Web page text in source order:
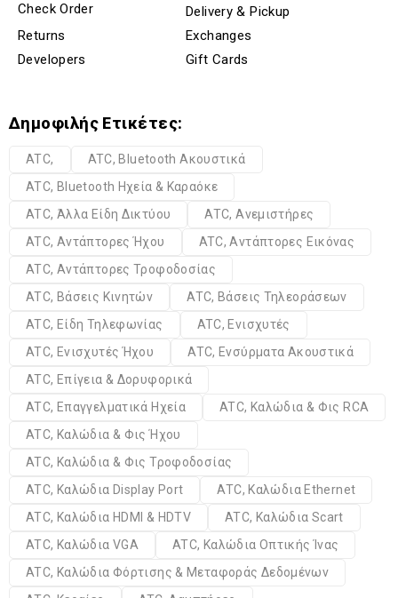
Check Order
Delivery & Pickup
Returns
Exchanges
Developers
Gift Cards
Δημοφιλής Ετικέτες:
ATC,
ATC, Bluetooth Ακουστικά
ATC, Bluetooth Ηχεία & Καραόκε
ATC, Άλλα Είδη Δικτύου
ATC, Ανεμιστήρες
ATC, Αντάπτορες Ήχου
ATC, Αντάπτορες Εικόνας
ATC, Αντάπτορες Τροφοδοσίας
ATC, Βάσεις Κινητών
ATC, Βάσεις Τηλεοράσεων
ATC, Είδη Τηλεφωνίας
ATC, Ενισχυτές
ATC, Ενισχυτές Ήχου
ATC, Ενσύρματα Ακουστικά
ATC, Επίγεια & Δορυφορικά
ATC, Επαγγελματικά Ηχεία
ATC, Καλώδια & Φις RCA
ATC, Καλώδια & Φις Ήχου
ATC, Καλώδια & Φις Τροφοδοσίας
ATC, Καλώδια Display Port
ATC, Καλώδια Ethernet
ATC, Καλώδια HDMI & HDTV
ATC, Καλώδια Scart
ATC, Καλώδια VGA
ATC, Καλώδια Οπτικής Ίνας
ATC, Καλώδια Φόρτισης & Μεταφοράς Δεδομένων